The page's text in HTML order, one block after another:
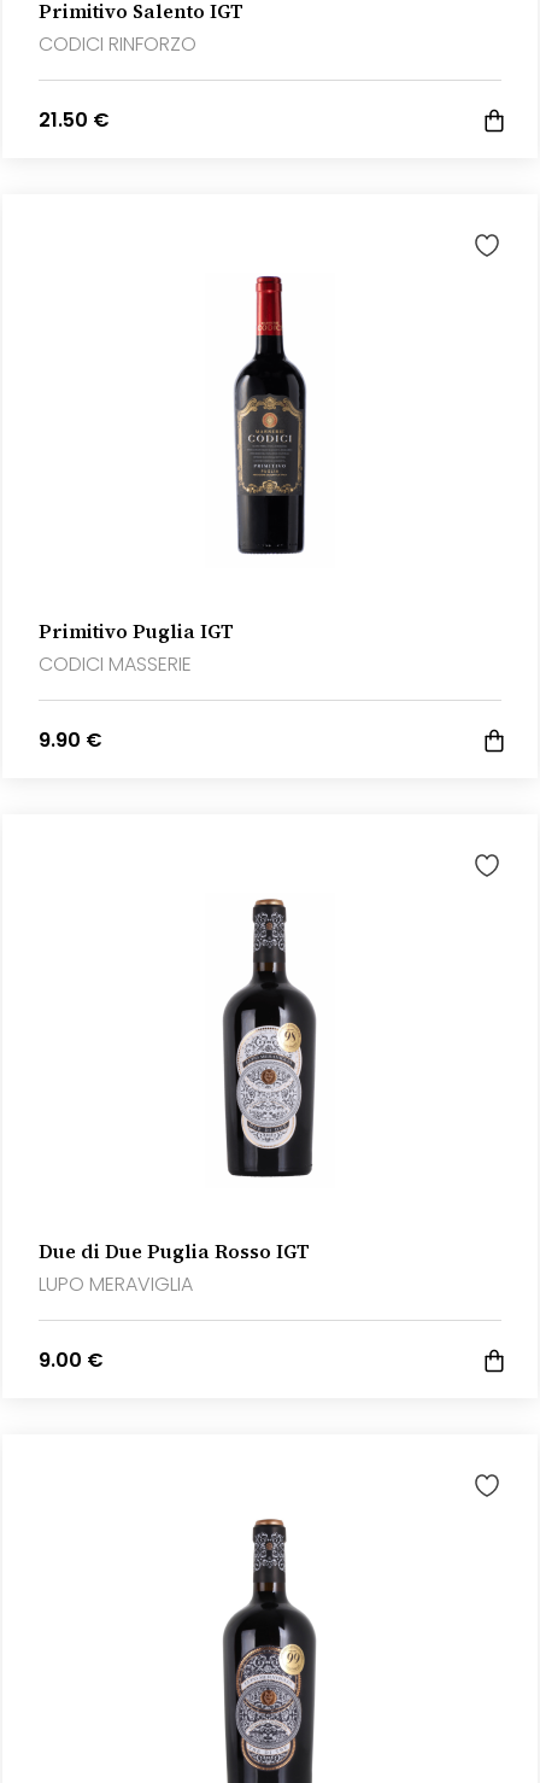
Primitivo Salento IGT
CODICI RINFORZO
21.50 €
Primitivo Puglia IGT
CODICI MASSERIE
9.90 €
Due di Due Puglia Rosso IGT
LUPO MERAVIGLIA
9.00 €